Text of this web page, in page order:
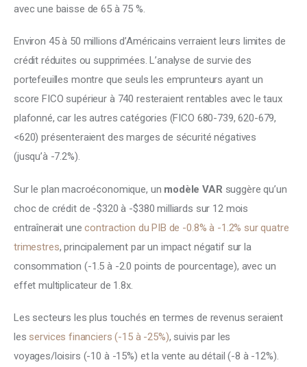
avec une baisse de 65 à 75 %.
Environ 45 à 50 millions d’Américains verraient leurs limites de
crédit réduites ou supprimées. L’analyse de survie des
portefeuilles montre que seuls les emprunteurs ayant un
score FICO supérieur à 740 resteraient rentables avec le taux
plafonné, car les autres catégories (FICO 680-739, 620-679,
<620) présenteraient des marges de sécurité négatives
(jusqu’à -7.2%).
Sur le plan macroéconomique, un modèle VAR suggère qu’un
choc de crédit de -$320 à -$380 milliards sur 12 mois
entraînerait une contraction du PIB de -0.8% à -1.2% sur quatre
trimestres, principalement par un impact négatif sur la
consommation (-1.5 à -2.0 points de pourcentage), avec un
effet multiplicateur de 1.8x.
Les secteurs les plus touchés en termes de revenus seraient
les services financiers (-15 à -25%), suivis par les
voyages/loisirs (-10 à -15%) et la vente au détail (-8 à -12%).